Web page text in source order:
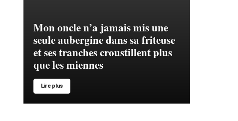
Mon oncle n’a jamais mis une
seule aubergine dans sa friteuse
et ses tranches croustillent plus
que les miennes
Lire plus